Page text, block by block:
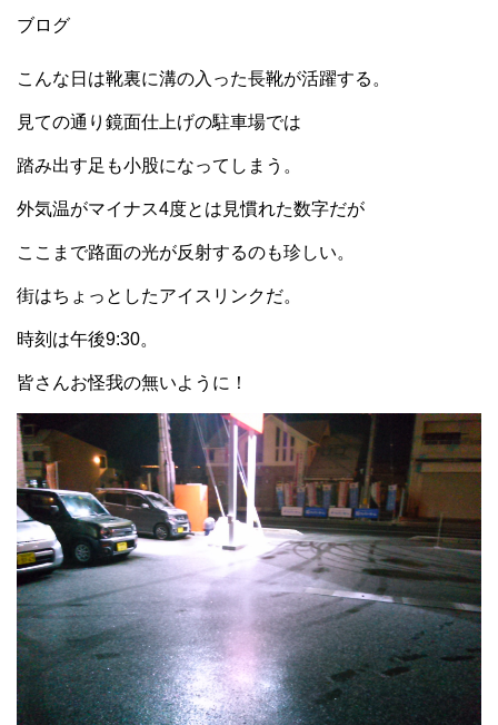
ブログ
こんな日は靴裏に溝の入った長靴が活躍する。
見ての通り鏡面仕上げの駐車場では
踏み出す足も小股になってしまう。
外気温がマイナス4度とは見慣れた数字だが
ここまで路面の光が反射するのも珍しい。
街はちょっとしたアイスリンクだ。
時刻は午後9:30。
皆さんお怪我の無いように！